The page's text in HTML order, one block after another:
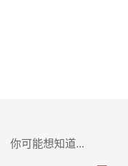
你可能想知道...